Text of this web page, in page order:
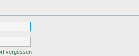
vergessen